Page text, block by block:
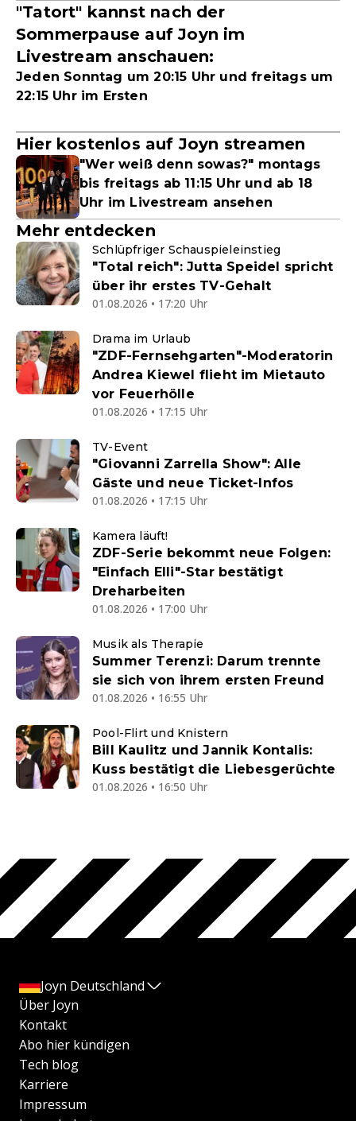
"Tatort" kannst nach der
Sommerpause auf Joyn im
Livestream anschauen:
Jeden Sonntag um 20:15 Uhr und freitags um
22:15 Uhr im Ersten
Hier kostenlos auf Joyn streamen
"Wer weiß denn sowas?" montags
bis freitags ab 11:15 Uhr und ab 18
Uhr im Livestream ansehen
Mehr entdecken
Schlüpfriger Schauspieleinstieg
"Total reich": Jutta Speidel spricht
über ihr erstes TV-Gehalt
01.08.2026 • 17:20 Uhr
Drama im Urlaub
"ZDF-Fernsehgarten"-Moderatorin
Andrea Kiewel flieht im Mietauto
vor Feuerhölle
01.08.2026 • 17:15 Uhr
TV-Event
"Giovanni Zarrella Show": Alle
Gäste und neue Ticket-Infos
01.08.2026 • 17:15 Uhr
Kamera läuft!
ZDF-Serie bekommt neue Folgen:
"Einfach Elli"-Star bestätigt
Dreharbeiten
01.08.2026 • 17:00 Uhr
Musik als Therapie
Summer Terenzi: Darum trennte
sie sich von ihrem ersten Freund
01.08.2026 • 16:55 Uhr
Pool-Flirt und Knistern
Bill Kaulitz und Jannik Kontalis:
Kuss bestätigt die Liebesgerüchte
01.08.2026 • 16:50 Uhr
Joyn Deutschland
Über Joyn
Kontakt
Abo hier kündigen
Tech blog
Karriere
Impressum